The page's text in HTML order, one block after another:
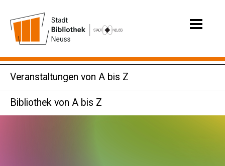
Veranstaltungen von A bis Z
Bibliothek von A bis Z